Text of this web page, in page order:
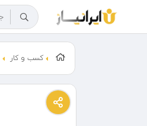
کسب و کار